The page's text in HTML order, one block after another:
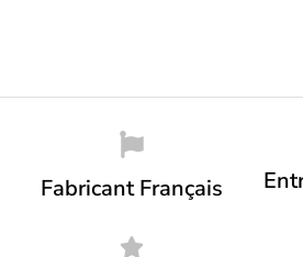
Fabricant Français